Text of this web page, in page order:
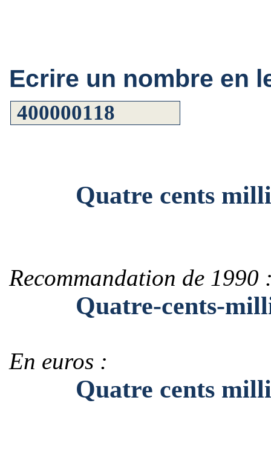
Ecrire un nombre en
Quatre cents
Recommandation de 1990
Quatre-cents-
En euros :
Quatre cents